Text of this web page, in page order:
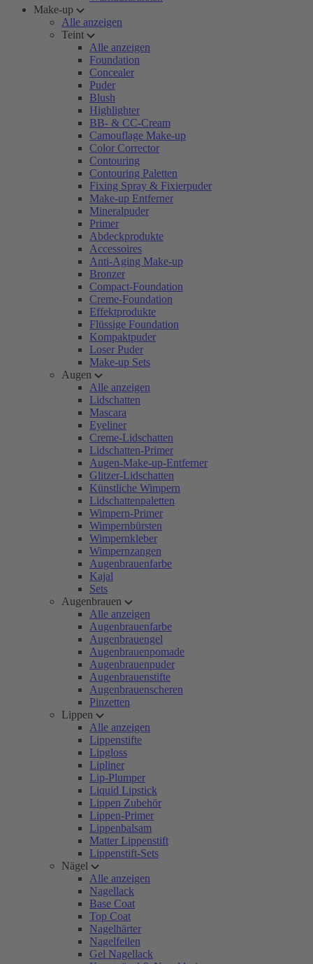
Make-up
Alle anzeigen
Teint
Alle anzeigen
Foundation
Concealer
Puder
Blush
Highlighter
BB- & CC-Cream
Camouflage Make-up
Color Corrector
Contouring
Contouring Paletten
Fixing Spray & Fixierpuder
Make-up Entferner
Mineralpuder
Primer
Abdeckprodukte
Accessoires
Anti-Aging Make-up
Bronzer
Compact-Foundation
Creme-Foundation
Effektprodukte
Flüssige Foundation
Kompaktpuder
Loser Puder
Make-up Sets
Augen
Alle anzeigen
Lidschatten
Mascara
Eyeliner
Creme-Lidschatten
Lidschatten-Primer
Augen-Make-up-Entferner
Glitzer-Lidschatten
Künstliche Wimpern
Lidschattenpaletten
Wimpern-Primer
Wimpernbürsten
Wimpernkleber
Wimpernzangen
Augenbrauenfarbe
Kajal
Sets
Augenbrauen
Alle anzeigen
Augenbrauenfarbe
Augenbrauengel
Augenbrauenpomade
Augenbrauenpuder
Augenbrauenstifte
Augenbrauenscheren
Pinzetten
Lippen
Alle anzeigen
Lippenstifte
Lipgloss
Lipliner
Lip-Plumper
Liquid Lipstick
Lippen Zubehör
Lippen-Primer
Lippenbalsam
Matter Lippenstift
Lippenstift-Sets
Nägel
Alle anzeigen
Nagellack
Base Coat
Top Coat
Nagelhärter
Nagelfeilen
Gel Nagellack